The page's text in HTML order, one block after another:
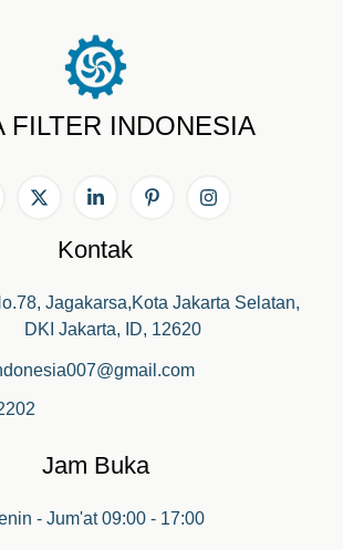
FILTER INDONESIA
Kontak
Jagakarsa,Kota Jakarta Selatan,
DKI Jakarta, ID, 12620
Jam Buka
- Jum'at 09:00 - 17:00